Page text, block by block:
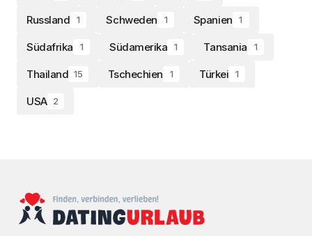
Russland 1 Schweden 1 Spanien 1
Südafrika 1 Südamerika 1 Tansania 1
Thailand 15 Tschechien 1 Türkei 1
USA 2